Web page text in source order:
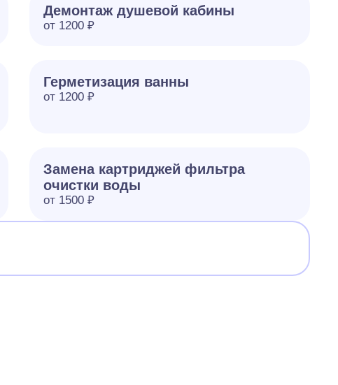
Демонтаж душевой кабины
от 1200 ₽
Герметизация ванны
от 1200 ₽
Замена картриджей фильтра
очистки воды
от 1500 ₽